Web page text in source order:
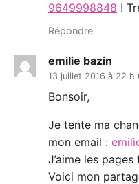
9649998848 !
Répondre
emilie bazin
13 juillet 2016 à 22 h
Bonsoir,
Je tente ma
mon email :
J’aime les
Voici mon